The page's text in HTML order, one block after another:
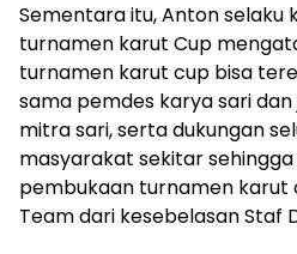
Sementara itu, Anton selaku
turnamen karut Cup
turnamen karut cup bisa
sama pemdes karya sari
mitra sari, serta dukungan
masyarakat sekitar
pembukaan turnamen karut
Team dari kesebelasan Staf